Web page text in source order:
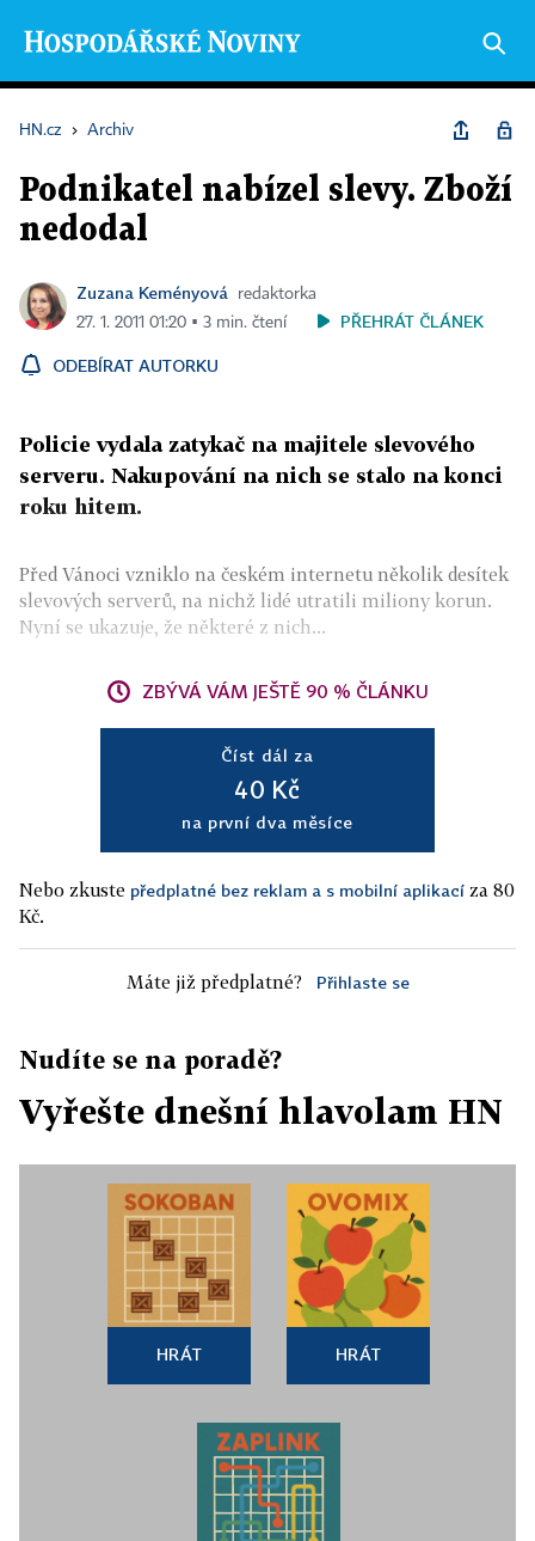
HN.cz › Archiv
Podnikatel nabízel slevy. Zboží
nedodal
Zuzana Keményová
redaktorka
27. 1. 2011 01:20 ▪ 3 min. čtení
PŘEHRÁT ČLÁNEK
ODEBÍRAT AUTORKU
Policie vydala zatykač na majitele slevového
serveru. Nakupování na nich se stalo na konci
roku hitem.
Před Vánoci vzniklo na českém internetu několik desítek
slevových serverů, na nichž lidé utratili miliony korun.
Nyní se ukazuje, že některé z nich...
ZBÝVÁ VÁM JEŠTĚ 90 % ČLÁNKU
Číst dál za
40 Kč
na první dva měsíce
Nebo zkuste předplatné bez reklam a s mobilní aplikací za 80
Kč.
Máte již předplatné? Přihlaste se
Nudíte se na poradě?
Vyřešte dnešní hlavolam HN
HRÁT HRÁT